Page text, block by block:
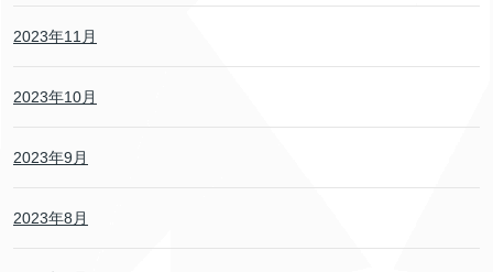
2023年11月
2023年10月
2023年9月
2023年8月